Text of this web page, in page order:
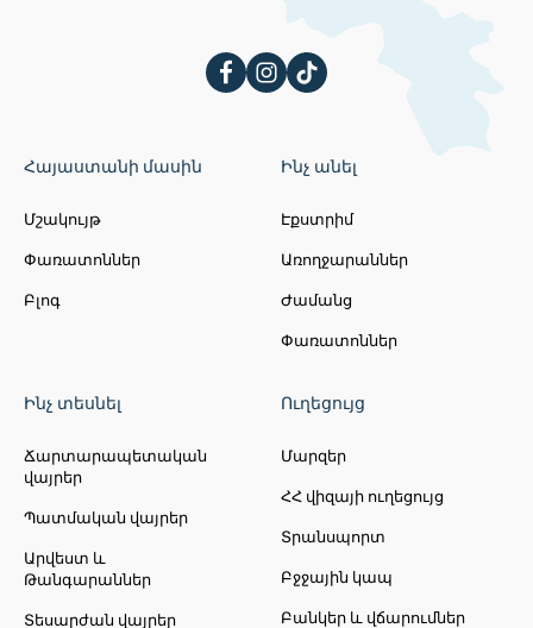
Հայաստանի մասին
Մշակույթ
Փառատոններ
Բլոգ
Ինչ անել
Էքստրիմ
Առողջարաններ
Ժամանց
Փառատոններ
Ինչ տեսնել
Ճարտարապետական
վայրեր
Պատմական վայրեր
Արվեստ և
Թանգարաններ
Տեսարժան վայրեր
Ուղեցույց
Մարզեր
ՀՀ վիզայի ուղեցույց
Տրանսպորտ
Բջջային կապ
Բանկեր և վճարումներ